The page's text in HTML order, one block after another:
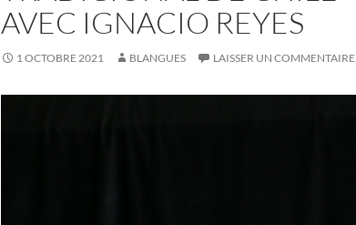
AVEC IGNACIO REYES
1 OCTOBRE 2021 BLANGUES LAISSER UN COMMENTAIRE